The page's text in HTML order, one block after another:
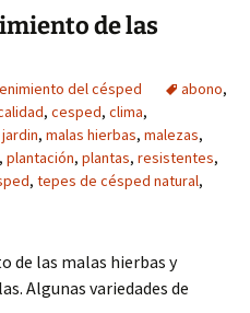
de las
del césped abono,
, cesped, clima,
jardin, malas hierbas, malezas,
, plantación, plantas, resistentes,
, tepes de césped natural,
de las malas hierbas y
Algunas variedades de